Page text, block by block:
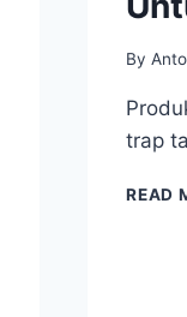
By
trap
READ